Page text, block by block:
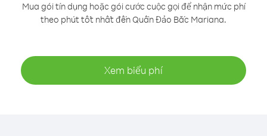
Mua gói tín dụng hoặc gói cước cuộc gọi để nhận mức phí
theo phút tốt nhất đến Quần Đảo Bắc Mariana.
Xem biểu phí